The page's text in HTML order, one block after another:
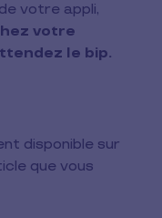
votre appli,
votre
le bip.
disponible sur
que vous